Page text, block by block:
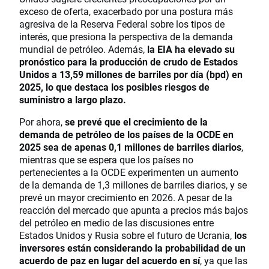
exceso de oferta, exacerbado por una postura más
agresiva de la Reserva Federal sobre los tipos de
interés, que presiona la perspectiva de la demanda
mundial de petróleo. Además, la EIA ha elevado su
pronóstico para la producción de crudo de Estados
Unidos a 13,59 millones de barriles por día (bpd) en
2025, lo que destaca los posibles riesgos de
suministro a largo plazo.
Por ahora,se prevé que el crecimiento de la
demanda de petróleo de los países de la OCDE en
2025 sea de apenas 0,1 millones de barriles diarios,
mientras que se espera que los países no
pertenecientes a la OCDE experimenten un aumento
de la demanda de 1,3 millones de barriles diarios, y se
prevé un mayor crecimiento en 2026. A pesar de la
reacción del mercado que apunta a precios más bajos
del petróleo en medio de las discusiones entre
Estados Unidos y Rusia sobre el futuro de Ucrania, los
inversores están considerando la probabilidad de un
acuerdo de paz en lugar del acuerdo en sí, ya que las